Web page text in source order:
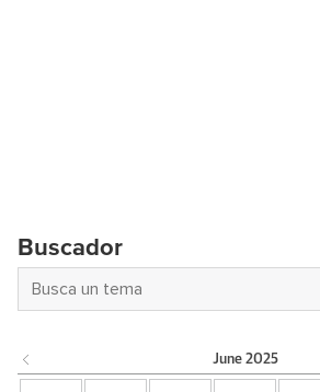
Buscador
June 2025